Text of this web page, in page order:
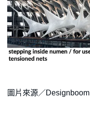
圖片來源／Designboom